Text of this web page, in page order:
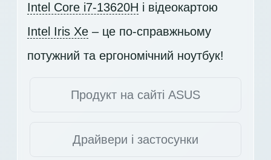
Intel Core i7-13620H і відеокартою
Intel Iris Xe – це по-справжньому
потужний та ергономічний ноутбук!
Продукт на сайті ASUS
Драйвери і застосунки